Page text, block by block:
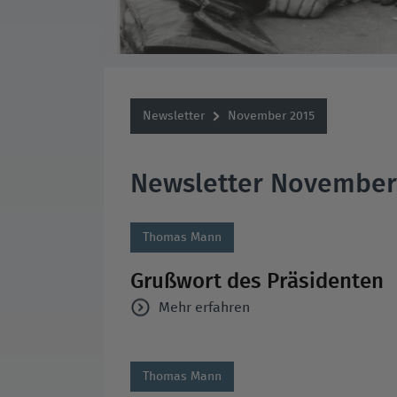
Newsletter November 2015
Newsletter
Thomas Mann
Grußwort des Präsidenten
Mehr erfahren
Thomas Mann